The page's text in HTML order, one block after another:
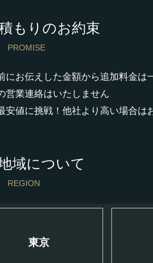
もりのお約束
PROMISE
にお伝えした金額から追加料金は
営業連絡はいたしません
安値に挑戦！他社より高い場合は
域について
REGION
東京